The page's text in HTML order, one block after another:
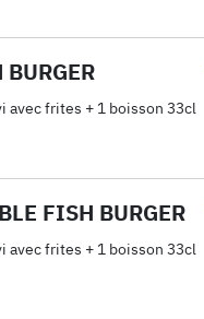
avec frites + 1 boisson 33cl
FISH BURGER
avec frites + 1 boisson 33cl